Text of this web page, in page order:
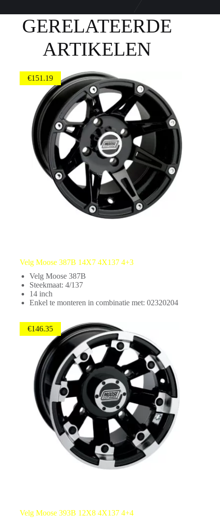
GERELATEERDE
ARTIKELEN
Velg Moose 387B 14X7 4X137 4+3
€151.19
Velg Moose 387B
Steekmaat: 4/137
14 inch
Enkel te monteren in combinatie met: 02320204
Velg Moose 393B 12X8 4X137 4+4
€146.35